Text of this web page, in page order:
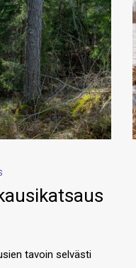
tavoin selvästi